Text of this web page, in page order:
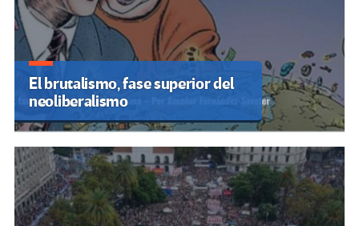
El brutalismo, fase superior del
neoliberalismo